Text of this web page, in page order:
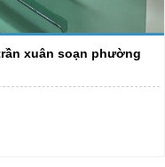
xuân soạn phường